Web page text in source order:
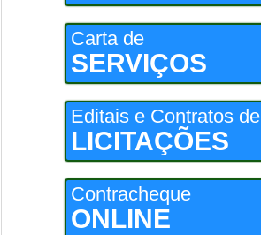
Carta de
SERVIÇOS
Editais e Contratos de
LICITAÇÕES
Contracheque
ONLINE